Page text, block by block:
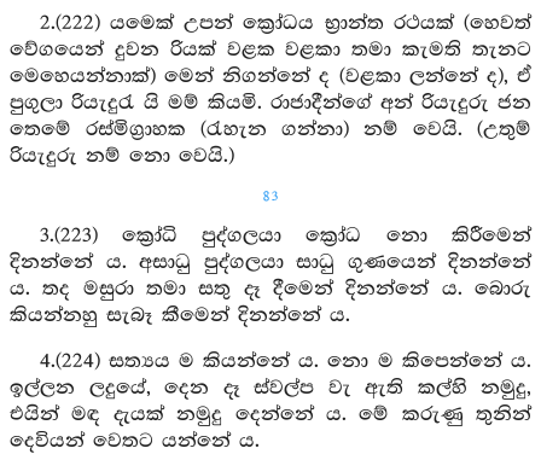
2.(222) යමෙක් උපන් ක්‍රෝධය භ්‍රාන්ත රථයක් (හෙවත්
වේගයෙන් දුවන රියක් වළක වළකා තමා කැමති තැනට
මෙහෙයන්නාක්) මෙන් නිගන්නේ ද (වළකා ලන්නේ ද), ඒ
පුගුලා රියැදුරැ යි මම් කියමි. රාජාදීන්ගේ අන් රියැදුරු ජන
තෙමේ රස්මිග්‍රාහක (රැහැන ගන්නා) නම් වෙයි. (උතුම්
රියැදුරු නම් නො වෙයි.)
83
3.(223) ක්‍රෝධි පුද්ගලයා ක්‍රෝධ නො කිරීමෙන්
දිනන්නේ ය. අසාධු පුද්ගලයා සාධු ගුණයෙන් දිනන්නේ
ය. තද මසුරා තමා සතු දෑ දීමෙන් දිනන්නේ ය. බොරු
කියන්නහු සැබෑ කීමෙන් දිනන්නේ ය.
4.(224) සත්‍යය ම කියන්නේ ය. නො ම කිපෙන්නේ ය.
ඉල්ලන ලදුයේ, දෙන දෑ ස්වල්ප වැ ඇති කල්හි නමුදු,
එයින් මඳ දැයක් නමුදු දෙන්නේ ය. මේ කරුණු තුනින්
දෙවියන් වෙතට යන්නේ ය.